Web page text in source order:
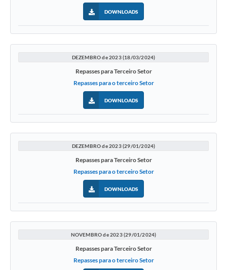
DOWNLOADS
DEZEMBRO de 2023 (18/03/2024)
Repasses para Terceiro Setor
Repasses para o terceiro Setor
DOWNLOADS
DEZEMBRO de 2023 (29/01/2024)
Repasses para Terceiro Setor
Repasses para o terceiro Setor
DOWNLOADS
NOVEMBRO de 2023 (29/01/2024)
Repasses para Terceiro Setor
Repasses para o terceiro Setor